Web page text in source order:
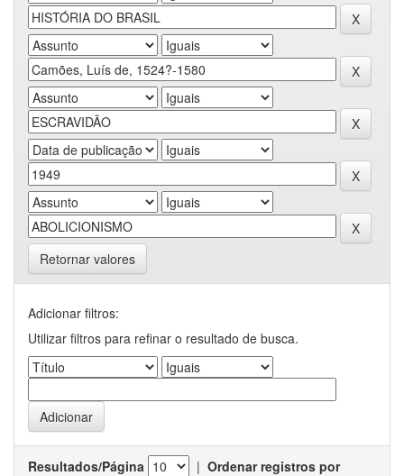
Retornar valores
Adicionar filtros:
Utilizar filtros para refinar o resultado de busca.
Resultados/Página | Ordenar registros por